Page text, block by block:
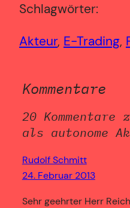
Schlagwörter:
Akteur, E-Trading,
Kommentare
20 Kommentare
als autonome
Rudolf Schmitt
24. Februar 2013
Sehr geehrter Herr